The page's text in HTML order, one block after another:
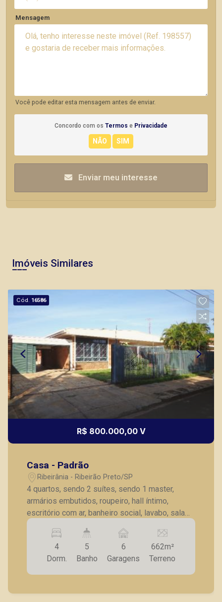
Mensagem
Você pode editar esta mensagem antes de enviar.
Concordo com os Termos e Privacidade
Enviar meu interesse
Imóveis Similares
Cód. 16586
R$ 800.000,00 V
Casa - Padrão
Ribeirânia - Ribeirão Preto/SP
4 quartos, sendo 2 suítes, sendo 1 master,
armários embutidos, roupeiro, hall íntimo,
escritório com ar, banheiro social, lavabo, sala
para 2 ambientes, escritório, copa, cozinha,
lavanderia, varanda gourmet, churrasqueira,
dependências de serviço, piscina, 6 vagas de
garagem cobertas.
4
Dorm.
5
Banho
6
Garagens
662m²
Terreno